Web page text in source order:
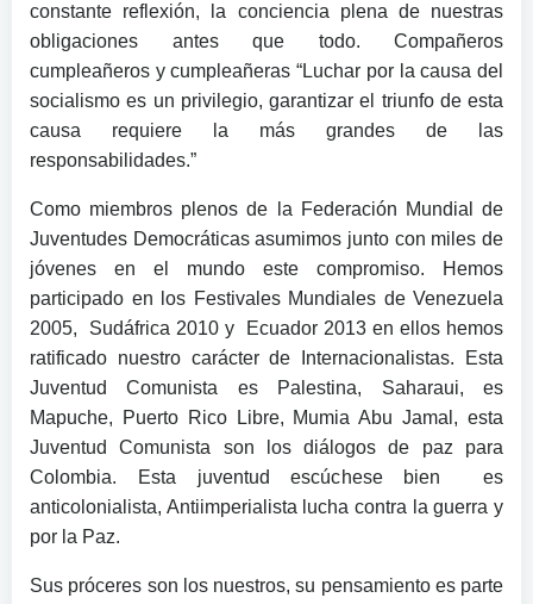
constante reflexión, la conciencia plena de nuestras
obligaciones antes que todo. Compañeros
cumpleañeros y cumpleañeras “Luchar por la causa del
socialismo es un privilegio, garantizar el triunfo de esta
causa requiere la más grandes de las
responsabilidades.”
Como miembros plenos de la Federación Mundial de
Juventudes Democráticas asumimos junto con miles de
jóvenes en el mundo este compromiso. Hemos
participado en los Festivales Mundiales de Venezuela
2005, Sudáfrica 2010 y Ecuador 2013 en ellos hemos
ratificado nuestro carácter de Internacionalistas. Esta
Juventud Comunista es Palestina, Saharaui, es
Mapuche, Puerto Rico Libre, Mumia Abu Jamal, esta
Juventud Comunista son los diálogos de paz para
Colombia. Esta juventud escúchese bien es
anticolonialista, Antiimperialista lucha contra la guerra y
por la Paz.
Sus próceres son los nuestros, su pensamiento es parte